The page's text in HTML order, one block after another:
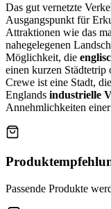
Das gut vernetzte
Ausgangspunkt für
Attraktionen wie das
nahegelegenen
Möglichkeit, die
einen kurzen Städtetrip
Crewe ist eine Stadt,
Englands industrielle
Annehmlichkeiten
Passende Produkte